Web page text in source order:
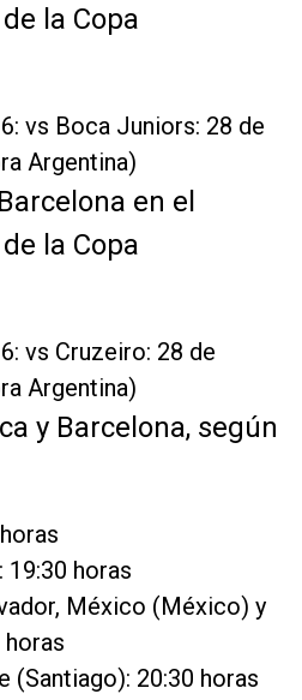
la Copa
vs Boca Juniors: 28 de
Argentina)
en el
la Copa
vs Cruzeiro: 28 de
Argentina)
y Barcelona, según
19:30 horas
México (México) y
horas
(Santiago): 20:30 horas